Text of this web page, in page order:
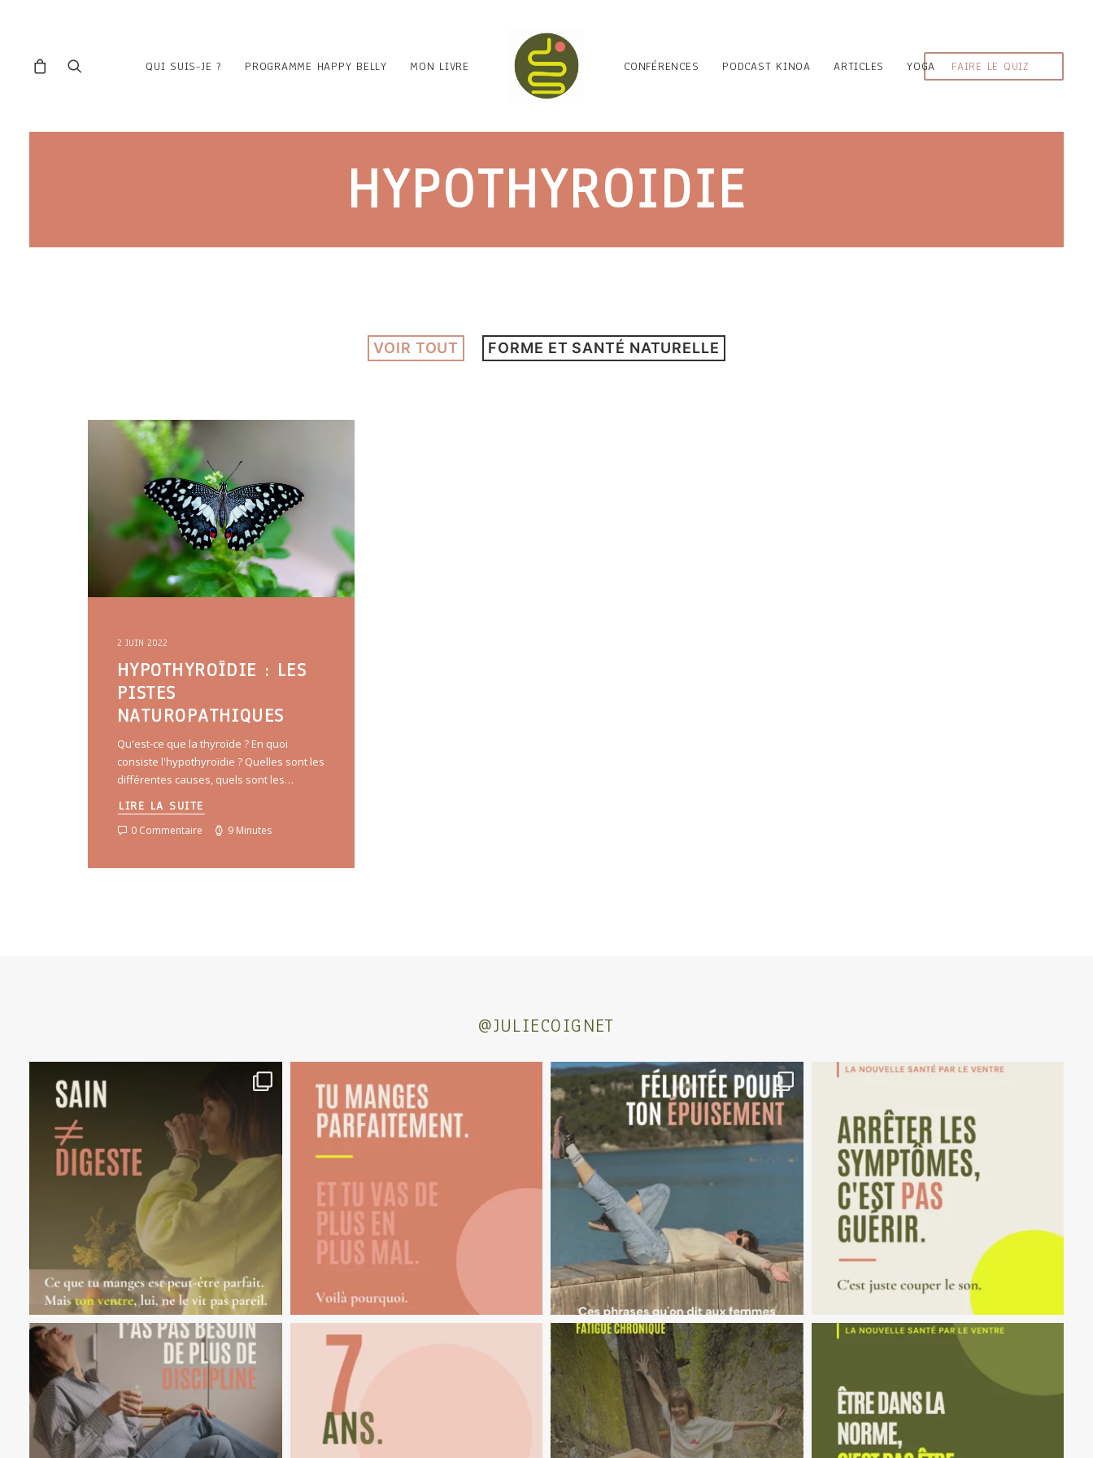
FAIRE LE QUIZ
QUI SUIS-JE ? PROGRAMME HAPPY BELLY MON LIVRE CONFÉRENCES PODCAST KINOA ARTICLES YOGA
HYPOTHYROIDIE
VOIR TOUT FORME ET SANTÉ NATURELLE
2 JUIN 2022
HYPOTHYROÏDIE : LES
PISTES
NATUROPATHIQUES
Qu'est-ce que la thyroïde ? En quoi
consiste l'hypothyroïdie ? Quelles sont les
différentes causes, quels sont les…
LIRE LA SUITE
0 Commentaire 9 Minutes
@JULIECOIGNET